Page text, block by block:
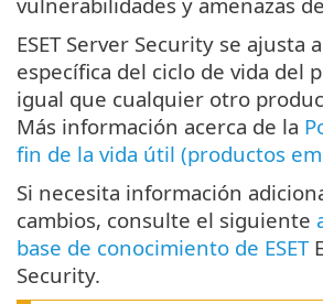
ESET Server Security se ajusta
específica del ciclo de vida del
igual que cualquier otro
Más información acerca de la
fin de la vida útil (productos
Si necesita información
cambios, consulte el siguiente
base de conocimiento de ESET
Security.